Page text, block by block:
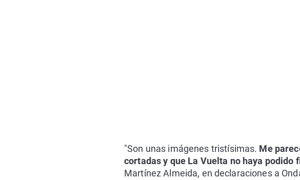
"Son unas imágenes tristísimas. Me
cortadas y que La Vuelta no haya podido
Martínez Almeida, en declaraciones a